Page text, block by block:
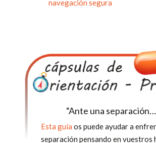
navegación segura
“Ante una
Esta guía os puede ayudar a
separación pensando en vuestros